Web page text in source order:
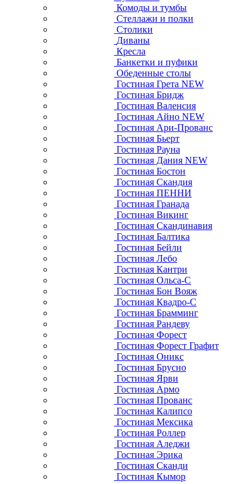
Комоды и тумбы
Стеллажи и полки
Столики
Диваны
Кресла
Банкетки и пуфики
Обеденные столы
Гостиная Грета NEW
Гостиная Бридж
Гостиная Валенсия
Гостиная Айно NEW
Гостиная Ари-Прованс
Гостиная Бьерт
Гостиная Рауна
Гостиная Дания NEW
Гостиная Бостон
Гостиная Скандия
Гостиная ПЕННИ
Гостиная Гранада
Гостиная Викинг
Гостиная Скандинавия
Гостиная Балтика
Гостиная Бейли
Гостиная Лебо
Гостиная Кантри
Гостиная Ольса-С
Гостиная Бон Вояж
Гостиная Квадро-С
Гостиная Брамминг
Гостиная Рандеву
Гостиная Форест
Гостиная Форест Графит
Гостиная Оникс
Гостиная Брусно
Гостиная Ярви
Гостиная Армо
Гостиная Прованс
Гостиная Калипсо
Гостиная Мексика
Гостиная Роллер
Гостиная Аледжи
Гостиная Эрика
Гостиная Сканди
Гостиная Кымор